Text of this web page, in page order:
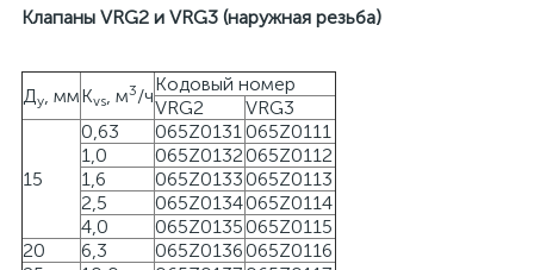
Клапаны VRG2 и VRG3 (наружная резьба)
Ду, ммKvs, м3/ч
Кодовый номер
VRG2
VRG3
15
0,63 065Z0131065Z0111
1,0
065Z0132065Z0112
1,6
065Z0133065Z0113
2,5
065Z0134065Z0114
4,0
065Z0135065Z0115
20
6,3 065Z0136065Z0116